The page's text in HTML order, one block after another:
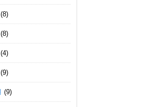
(8)
(8)
(4)
(9)
(9)